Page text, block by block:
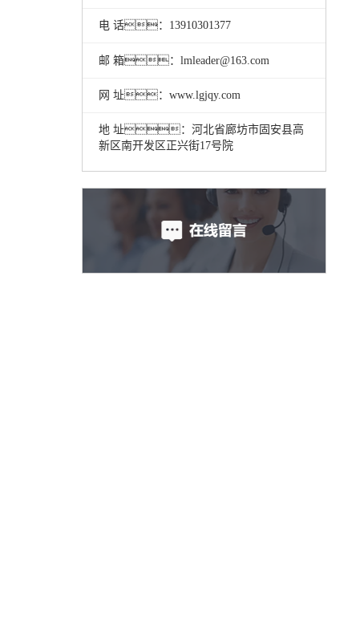
电 话：13910301377
邮 箱：lmleader@163.com
网 址：www.lgjqy.com
地 址：河北省廊坊市固安县高
新区南开发区正兴街17号院